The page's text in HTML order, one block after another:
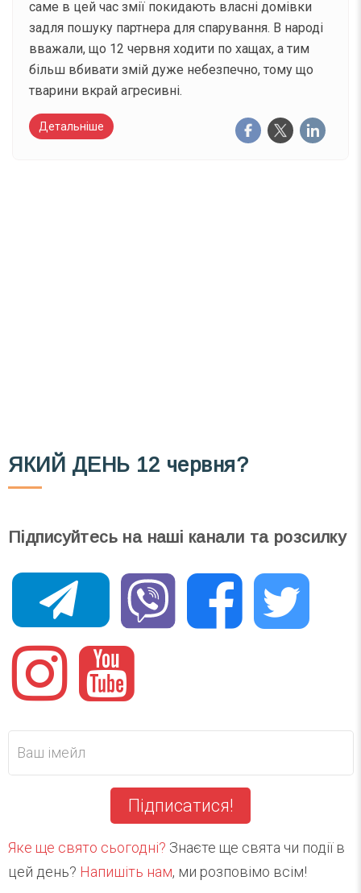
саме в цей час змії покидають власні домівки
задля пошуку партнера для спарування. В народі
вважали, що 12 червня ходити по хащах, а тим
більш вбивати змій дуже небезпечно, тому що
тварини вкрай агресивні.
Детальніше
ЯКИЙ ДЕНЬ 12 червня?
Підписуйтесь на наші канали та розсилку
Підписатися!
Яке ще свято сьогодні? Знаєте ще свята чи події в
цей день? Напишіть нам, ми розповімо всім!